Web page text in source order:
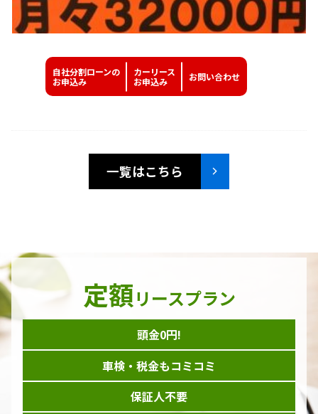
自社分割ローンの
お申込み
カーリース
お申込み
お問い合わせ
一覧はこちら
定額リースプラン
頭金0円!
車検・税金もコミコミ
保証人不要